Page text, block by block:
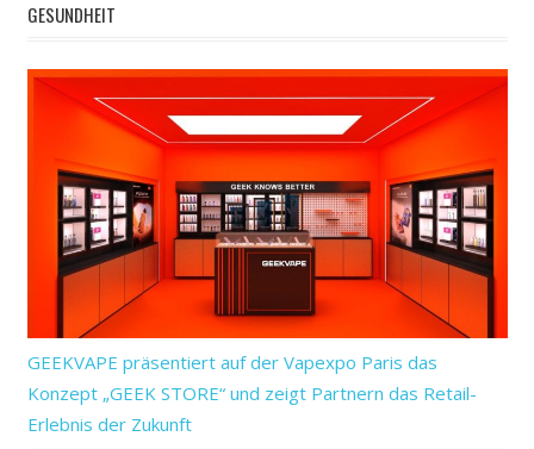
GESUNDHEIT
GEEKVAPE präsentiert auf der Vapexpo Paris das
Konzept „GEEK STORE“ und zeigt Partnern das Retail-
Erlebnis der Zukunft